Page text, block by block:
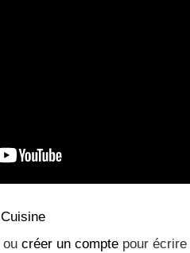
Cuisine
ou créer un compte pour